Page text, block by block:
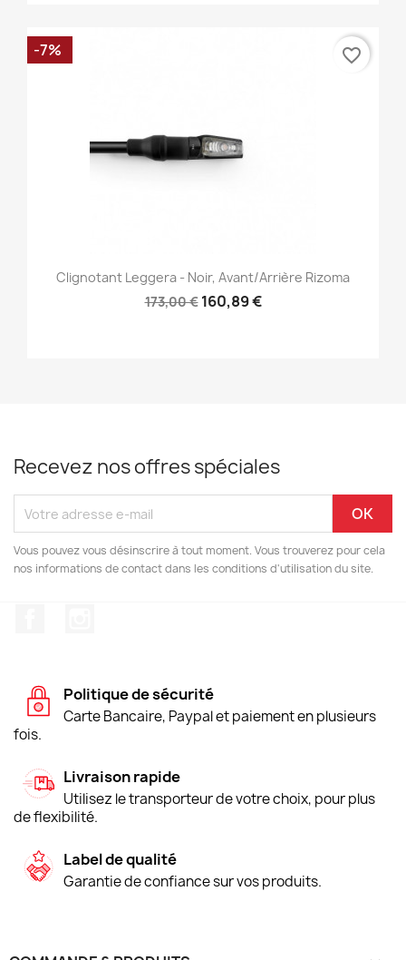
Clignotant Leggera - Noir, Avant/Arrière Rizoma
173,00 € 160,89 €
-7% favorite_border
Recevez nos offres spéciales
Vous pouvez vous désinscrire à tout moment. Vous trouverez pour cela
nos informations de contact dans les conditions d'utilisation du site.
Politique de sécurité
Carte Bancaire, Paypal et paiement en plusieurs
fois.
Livraison rapide
Utilisez le transporteur de votre choix, pour plus
de flexibilité.
Label de qualité
Garantie de confiance sur vos produits.